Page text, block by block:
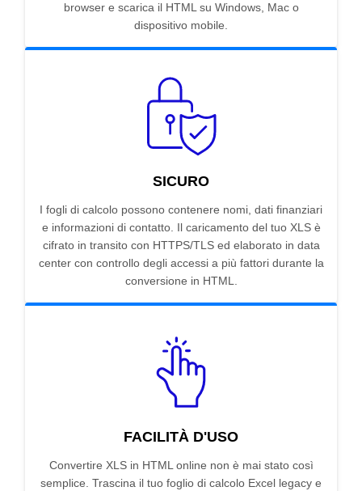
browser e scarica il HTML su Windows, Mac o
dispositivo mobile.
SICURO
I fogli di calcolo possono contenere nomi, dati finanziari
e informazioni di contatto. Il caricamento del tuo XLS è
cifrato in transito con HTTPS/TLS ed elaborato in data
center con controllo degli accessi a più fattori durante la
conversione in HTML.
FACILITÀ D'USO
Convertire XLS in HTML online non è mai stato così
semplice. Trascina il tuo foglio di calcolo Excel legacy e